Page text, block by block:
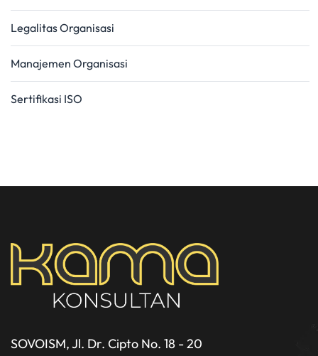
Legalitas Organisasi
Manajemen Organisasi
Sertifikasi ISO
SOVOISM, Jl. Dr. Cipto No. 18 - 20